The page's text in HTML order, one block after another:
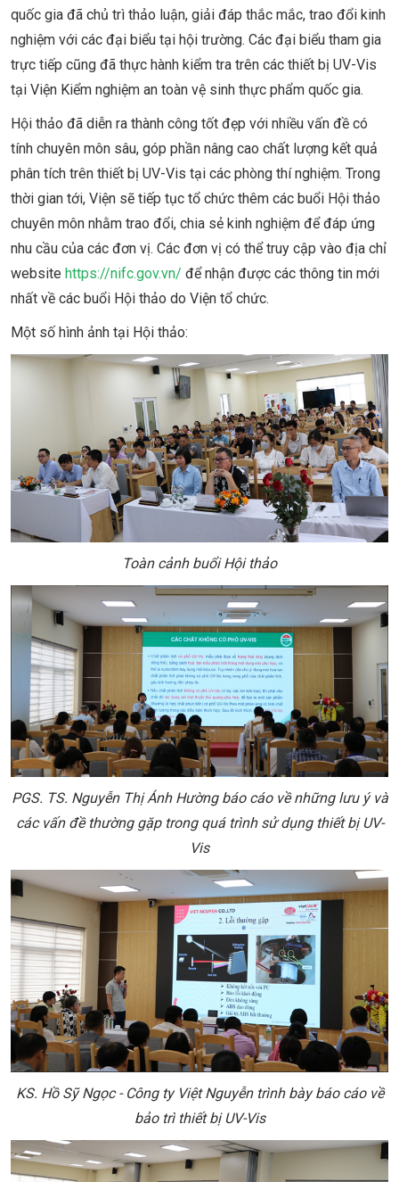
quốc gia đã chủ trì thảo luận, giải đáp thắc mắc, trao đổi kinh
nghiệm với các đại biểu tại hội trường. Các đại biểu tham gia
trực tiếp cũng đã thực hành kiểm tra trên các thiết bị UV-Vis
tại Viện Kiểm nghiệm an toàn vệ sinh thực phẩm quốc gia.
Hội thảo đã diễn ra thành công tốt đẹp với nhiều vấn đề có
tính chuyên môn sâu, góp phần nâng cao chất lượng kết quả
phân tích trên thiết bị UV-Vis tại các phòng thí nghiệm. Trong
thời gian tới, Viện sẽ tiếp tục tổ chức thêm các buổi Hội thảo
chuyên môn nhằm trao đổi, chia sẻ kinh nghiệm để đáp ứng
nhu cầu của các đơn vị. Các đơn vị có thể truy cập vào địa chỉ
website https://nifc.gov.vn/ để nhận được các thông tin mới
nhất về các buổi Hội thảo do Viện tổ chức.
Một số hình ảnh tại Hội thảo:
Toàn cảnh buổi Hội thảo
PGS. TS. Nguyễn Thị Ánh Hường báo cáo về những lưu ý và
các vấn đề thường gặp trong quá trình sử dụng thiết bị UV-
Vis
KS. Hồ Sỹ Ngọc - Công ty Việt Nguyễn trình bày báo cáo về
bảo trì thiết bị UV-Vis